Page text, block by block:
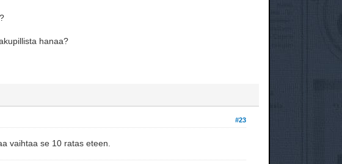
hanaa?
#23
vaihtaa se 10 ratas eteen.